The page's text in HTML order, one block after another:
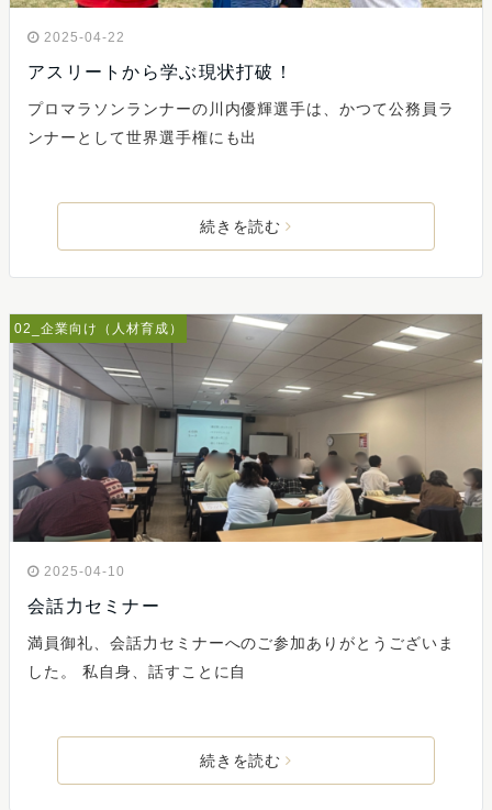
2025-04-22
アスリートから学ぶ現状打破！
プロマラソンランナーの川内優輝選手は、かつて公務員ラ
ンナーとして世界選手権にも出
続きを読む
02_企業向け（人材育成）
2025-04-10
会話力セミナー
満員御礼、会話力セミナーへのご参加ありがとうございま
した。 私自身、話すことに自
続きを読む